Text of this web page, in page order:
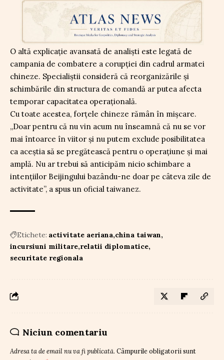
O altă explicație avansată de analiști este legată de
campania de combatere a corupției din cadrul armatei
chineze. Specialiștii consideră că reorganizările și
schimbările din structura de comandă ar putea afecta
temporar capacitatea operațională.
Cu toate acestea, forțele chineze rămân în mișcare.
„Doar pentru că nu vin acum nu înseamnă că nu se vor
mai întoarce în viitor și nu putem exclude posibilitatea
ca aceștia să se pregătească pentru o operațiune și mai
amplă. Nu ar trebui să anticipăm nicio schimbare a
intențiilor Beijingului bazându-ne doar pe câteva zile de
activitate”, a spus un oficial taiwanez.
Etichete: activitate aeriana china taiwan
incursiuni militare relatii diplomatice
securitate regionala
Niciun comentariu
Adresa ta de email nu va fi publicată. Câmpurile obligatorii sunt